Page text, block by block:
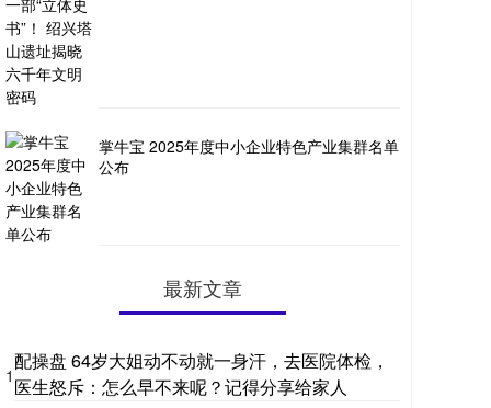
掌牛宝 2025年度中小企业特色产业集群名单
公布
最新文章
1
配操盘 64岁大姐动不动就一身汗，去医院体检，
医生怒斥：怎么早不来呢？记得分享给家人